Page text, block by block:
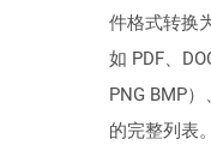
件格式转换
如 PDF、
PNG BMP
的完整列表。